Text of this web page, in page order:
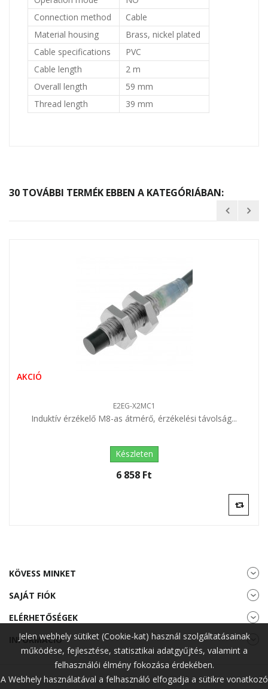
Connection method
Cable
Material housing
Brass, nickel plated
Cable specifications
PVC
Cable length
2 m
Overall length
59 mm
Thread length
39 mm
30 TOVÁBBI TERMÉK EBBEN A KATEGÓRIÁBAN:
AKCIÓ
E2EG-X2MC1
Induktív érzékelő M8-as átmérő, érzékelési távolság...
Készleten
6 858 Ft‎
KÖVESS MINKET
SAJÁT FIÓK
ELÉRHETŐSÉGEK
INFORMÁCIÓ
Jelen webhely sütiket (Cookie-kat) használ szolgáltatásainak
működése, fejlesztése, statisztikai adatgyűjtés, valamint a
felhasználói élmény fokozása érdekében.
A Webhely használatával a felhasználó elfogadja a sütikre vonatkozó